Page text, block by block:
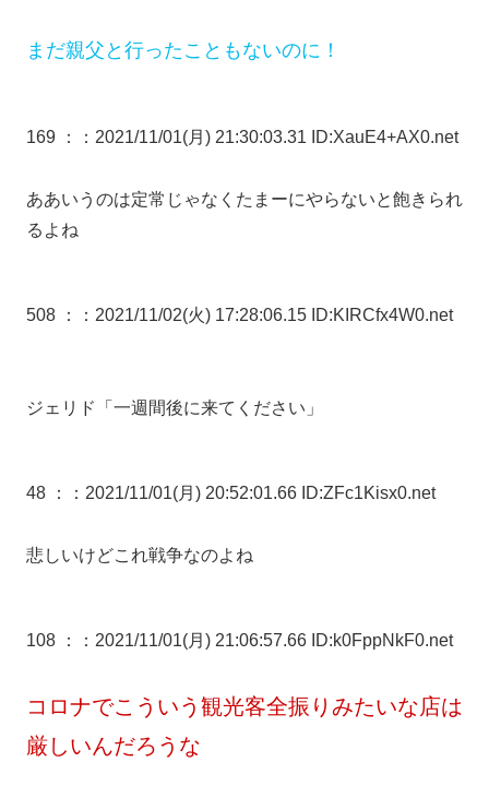
まだ親父と行ったこともないのに！
169 ： ：2021/11/01(月) 21:30:03.31 ID:XauE4+AX0.net
ああいうのは定常じゃなくたまーにやらないと飽きられ
るよね
508 ： ：2021/11/02(火) 17:28:06.15 ID:KIRCfx4W0.net
ジェリド「一週間後に来てください」
48 ： ：2021/11/01(月) 20:52:01.66 ID:ZFc1Kisx0.net
悲しいけどこれ戦争なのよね
108 ： ：2021/11/01(月) 21:06:57.66 ID:k0FppNkF0.net
コロナでこういう観光客全振りみたいな店は
厳しいんだろうな